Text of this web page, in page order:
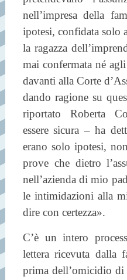
nell’impresa della
ipotesi, confidata solo
la ragazza
mai confermata né
davanti alla Corte
dando ragione su
riportato Roberta
essere sicura – ha
erano solo ipotesi,
prove che dietro
nell’azienda di mio
le intimidazioni alla
dire con certezza».
C’è un intero
lettera ricevuta dalla
prima dell’omicidio di